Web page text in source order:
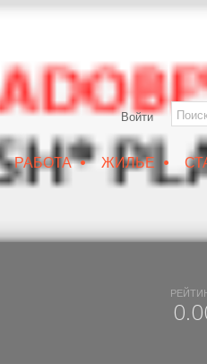
Войти
РАБОТА • ЖИЛЬЕ •
| DUX 20-19 ДОСТУПНЫЙ